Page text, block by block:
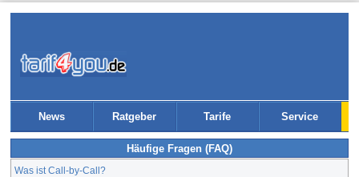
News Ratgeber Tarife Service
Häufige Fragen (FAQ)
Was ist Call-by-Call?